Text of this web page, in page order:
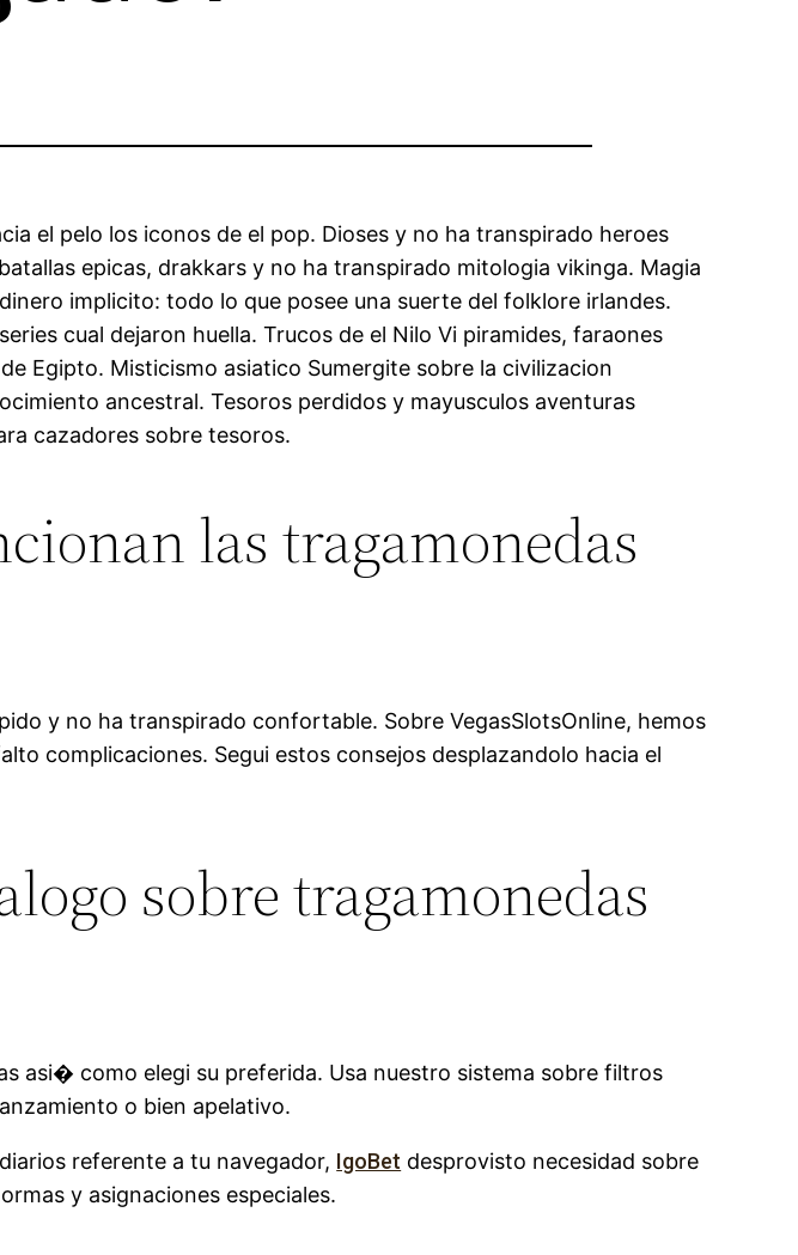
el pelo los iconos de el pop. Dioses y no ha transpirado heroes
epicas, drakkars y no ha transpirado mitologia vikinga. Magia
implicito: todo lo que posee una suerte del folklore irlandes.
cual dejaron huella. Trucos de el Nilo Vi piramides, faraones
Egipto. Misticismo asiatico Sumergite sobre la civilizacion
ancestral. Tesoros perdidos y mayusculos aventuras
cazadores sobre tesoros.
las tragamonedas
y no ha transpirado confortable. Sobre VegasSlotsOnline, hemos
complicaciones. Segui estos consejos desplazandolo hacia el
sobre tragamonedas
asi� como elegi su preferida. Usa nuestro sistema sobre filtros
o bien apelativo.
referente a tu navegador, IgoBet desprovisto necesidad sobre
y asignaciones especiales.